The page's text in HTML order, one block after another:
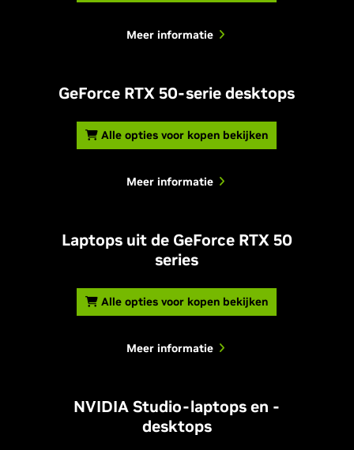
Meer informatie
GeForce RTX 50-serie desktops
Alle opties voor kopen bekijken
Meer informatie
Laptops uit de GeForce RTX 50
series
Alle opties voor kopen bekijken
Meer informatie
NVIDIA Studio-laptops en -
desktops